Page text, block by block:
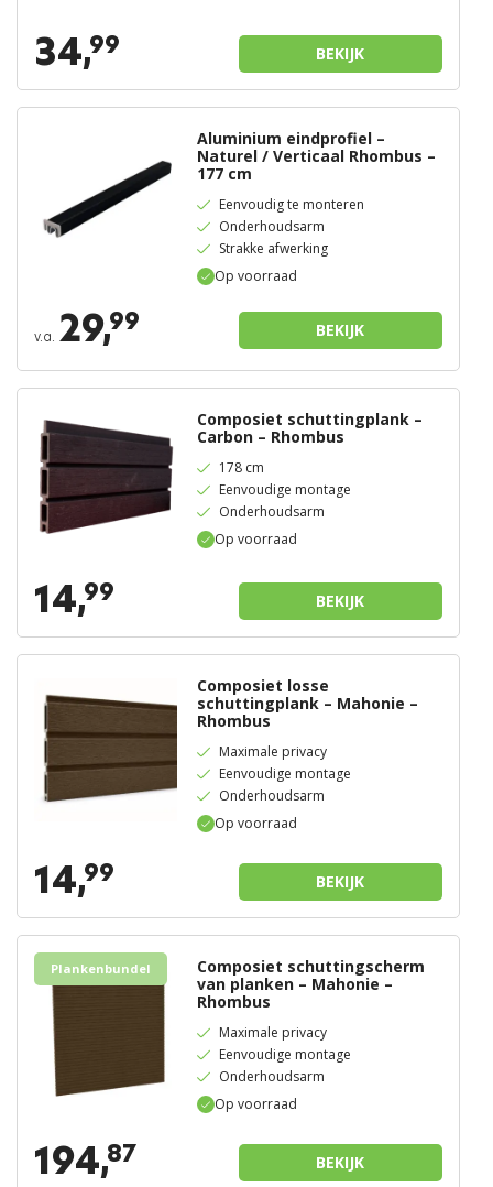
34,99 BEKIJK
Op voorraad
Aluminium eindprofiel –
Naturel / Verticaal Rhombus –
177 cm
Eenvoudig te monteren
Onderhoudsarm
Strakke afwerking
v.a. 29,99 BEKIJK
Op voorraad
Composiet schuttingplank –
Carbon – Rhombus
178 cm
Eenvoudige montage
Onderhoudsarm
14,99 BEKIJK
Op voorraad
Composiet losse
schuttingplank – Mahonie –
Rhombus
Maximale privacy
Eenvoudige montage
Onderhoudsarm
14,99 BEKIJK
Plankenbundel
Op voorraad
Composiet schuttingscherm
van planken – Mahonie –
Rhombus
Maximale privacy
Eenvoudige montage
Onderhoudsarm
194,87 BEKIJK